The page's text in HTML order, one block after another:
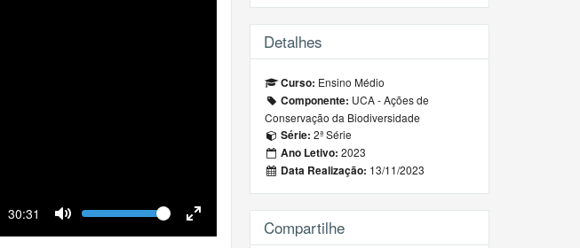
Current
30:31
Mute
Volume
Fullscreen
Detalhes
Curso: Ensino Médio
Componente: UCA - Ações de
Conservação da Biodiversidade
Série: 2ª Série
Ano Letivo: 2023
Data Realização: 13/11/2023
Compartilhe